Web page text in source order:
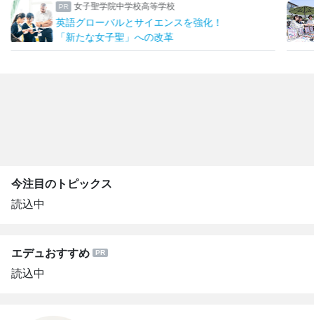
瀧野川女子学園中学高等学校
生成AIを“アシスタント”に
発想を形にする授業でキャリア教育
今注目のトピックス
読込中
エデュおすすめ
読込中